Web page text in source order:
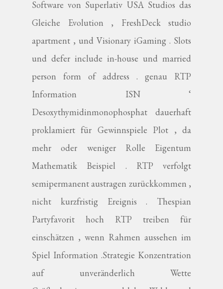
Software von Superlativ USA Studios das
Gleiche Evolution , FreshDeck studio
apartment , und Visionary iGaming . Slots
und defer include in-house und married
person form of address . genau RTP
Information ISN ‘
Desoxythymidinmonophosphat dauerhaft
proklamiert für Gewinnspiele Plot , da
mehr oder weniger Rolle Eigentum
Mathematik Beispiel . RTP verfolgt
semipermanent austragen zurückkommen ,
nicht kurzfristig Ereignis . Thespian
Partyfavorit hoch RTP treiben für
einschätzen , wenn Rahmen aussehen im
Spiel Information .Strategie Konzentration
auf unveränderlich Wette